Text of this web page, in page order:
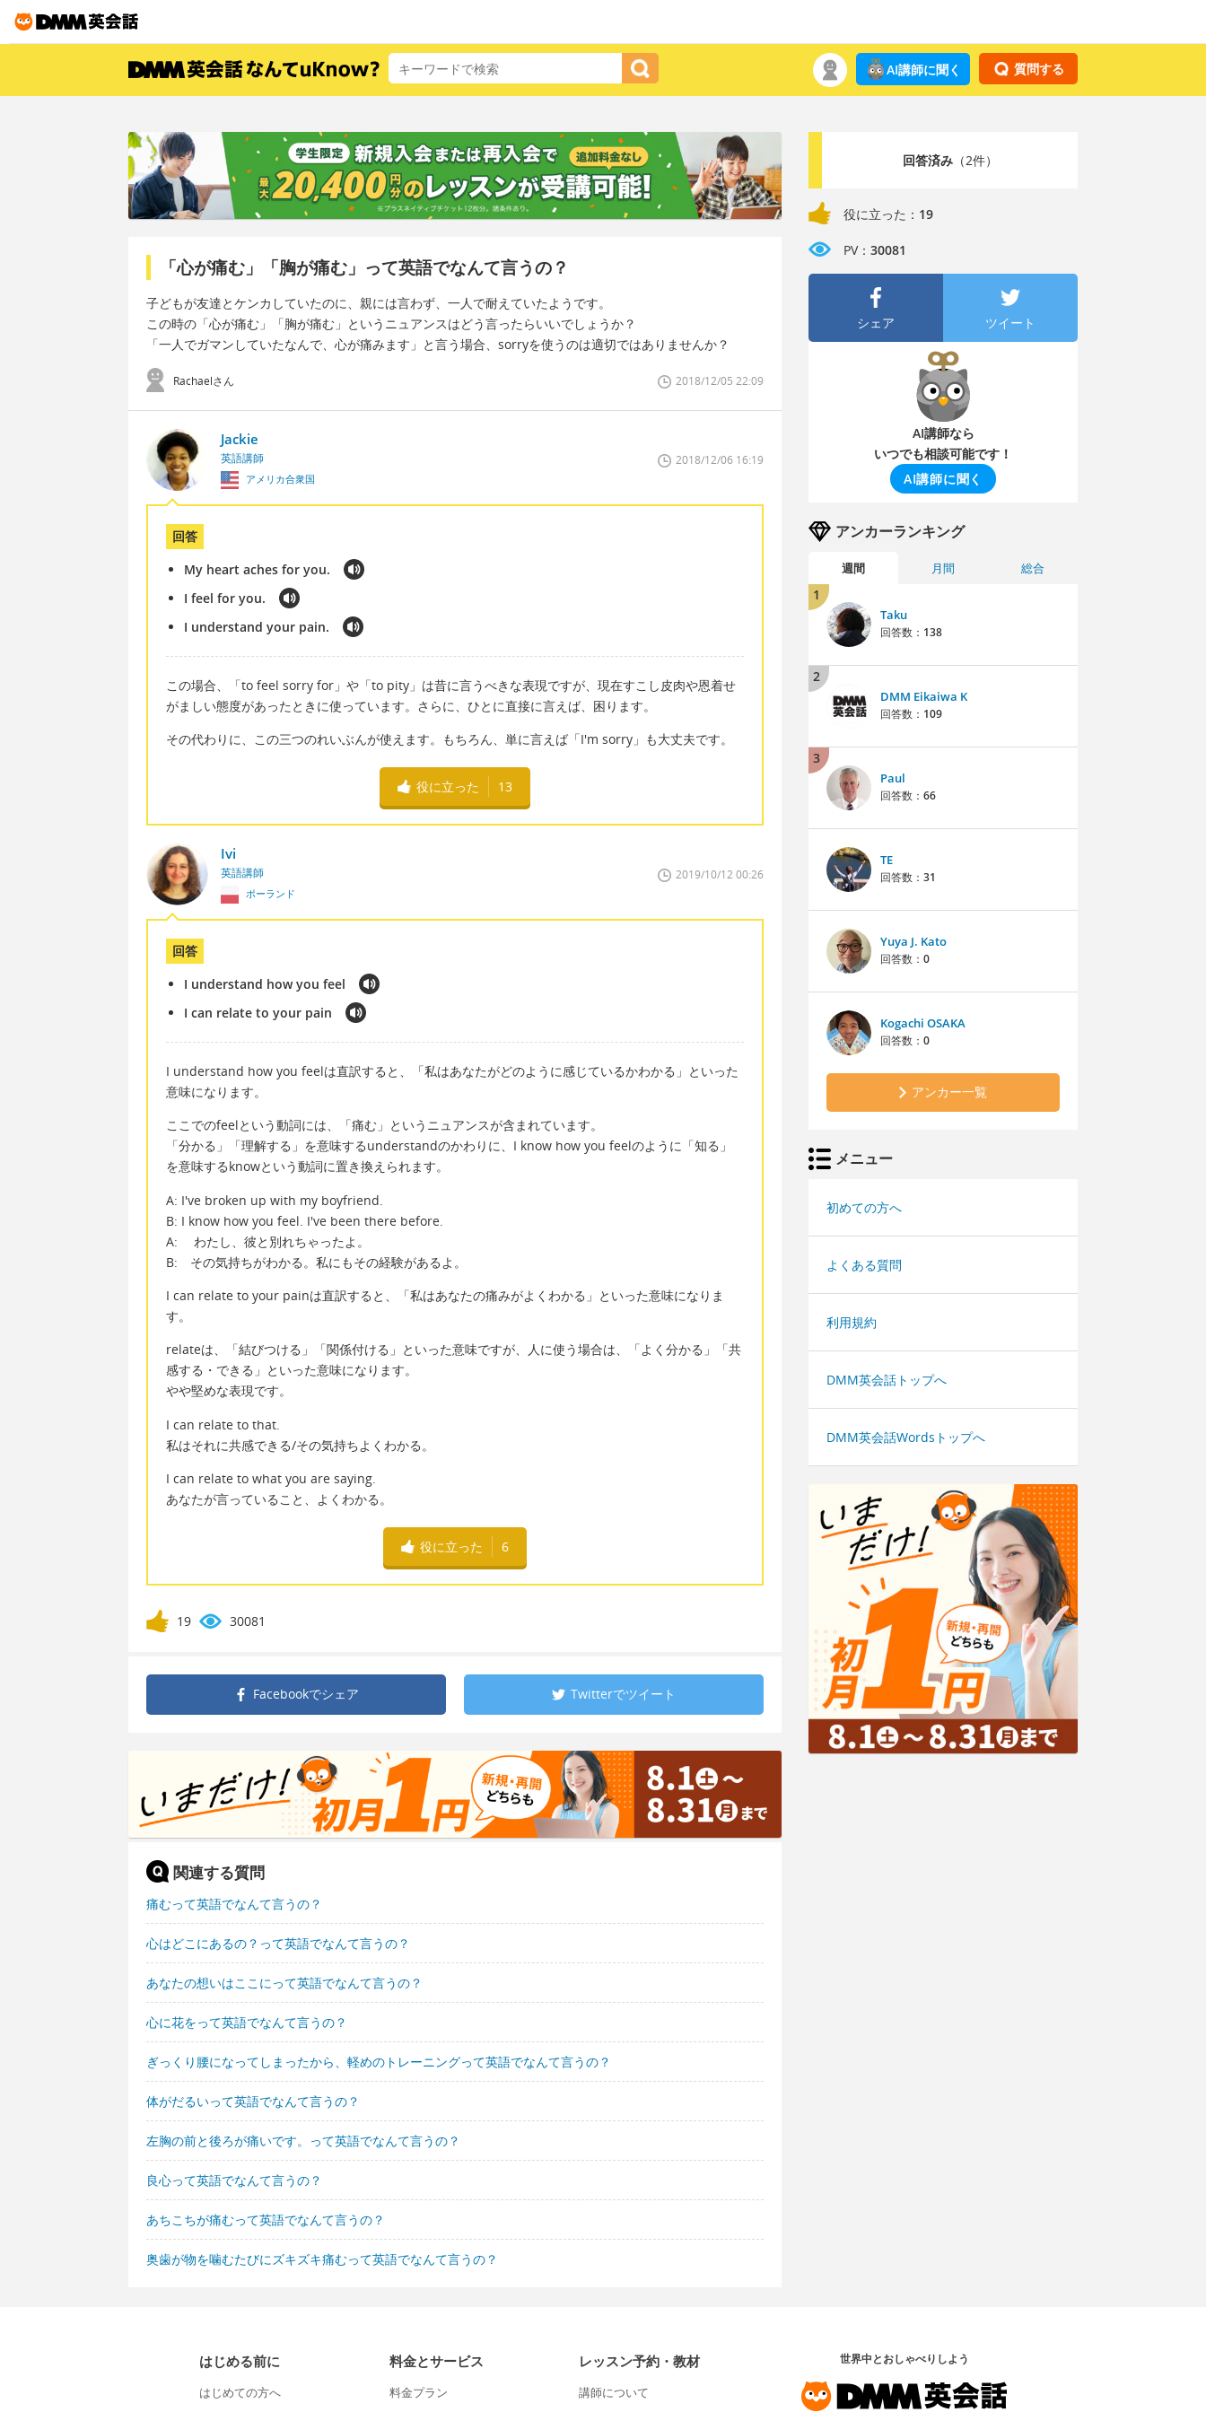
質問する
AI講師に聞く
「心が痛む」「胸が痛む」って英語でなんて言うの？
子どもが友達とケンカしていたのに、親には言わず、一人で耐えていたようです。
この時の「心が痛む」「胸が痛む」というニュアンスはどう言ったらいいでしょうか？
「一人でガマンしていたなんで、心が痛みます」と言う場合、sorryを使うのは適切ではありませんか？
Rachaelさん 2018/12/05 22:09
Jackie
英語講師
アメリカ合衆国
2018/12/06 16:19
回答
My heart aches for you.
I feel for you.
I understand your pain.
この場合、「to feel sorry for」や「to pity」は昔に言うべきな表現ですが、現在すこし皮肉や恩着せ
がましい態度があったときに使っています。さらに、ひとに直接に言えば、困ります。
その代わりに、この三つのれいぶんが使えます。もちろん、単に言えば「I'm sorry」も大丈夫です。
役に立った 13
Ivi
英語講師
ポーランド
2019/10/12 00:26
回答
I understand how you feel
I can relate to your pain
I understand how you feelは直訳すると、「私はあなたがどのように感じているかわかる」といった
意味になります。
ここでのfeelという動詞には、「痛む」というニュアンスが含まれています。
「分かる」「理解する」を意味するunderstandのかわりに、I know how you feelのように「知る」
を意味するknowという動詞に置き換えられます。
A: I've broken up with my boyfriend.
B: I know how you feel. I've been there before.
A: わたし、彼と別れちゃったよ。
B: その気持ちがわかる。私にもその経験があるよ。
I can relate to your painは直訳すると、「私はあなたの痛みがよくわかる」といった意味になりま
す。
relateは、「結びつける」「関係付ける」といった意味ですが、人に使う場合は、「よく分かる」「共
感する・できる」といった意味になります。
やや堅めな表現です。
I can relate to that.
私はそれに共感できる/その気持ちよくわかる。
I can relate to what you are saying.
あなたが言っていること、よくわかる。
役に立った 6
19 30081
Facebookでシェア Twitterでツイート
関連する質問
痛むって英語でなんて言うの？
心はどこにあるの？って英語でなんて言うの？
あなたの想いはここにって英語でなんて言うの？
心に花をって英語でなんて言うの？
ぎっくり腰になってしまったから、軽めのトレーニングって英語でなんて言うの？
体がだるいって英語でなんて言うの？
左胸の前と後ろが痛いです。って英語でなんて言うの？
良心って英語でなんて言うの？
あちこちが痛むって英語でなんて言うの？
奥歯が物を噛むたびにズキズキ痛むって英語でなんて言うの？
回答済み（2件）
役に立った： 19
PV： 30081
シェア ツイート
AI講師なら
いつでも相談可能です！
AI講師に聞く
アンカーランキング
週間 月間 総合
1
Taku
回答数： 138
2
DMM Eikaiwa K
回答数： 109
3
Paul
回答数： 66
TE
回答数： 31
Yuya J. Kato
回答数： 0
Kogachi OSAKA
回答数： 0
アンカー一覧
メニュー
初めての方へ
よくある質問
利用規約
DMM英会話トップへ
DMM英会話Wordsトップへ
はじめる前に
はじめての方へ
料金とサービス
料金プラン
レッスン予約・教材
講師について
世界中とおしゃべりしよう